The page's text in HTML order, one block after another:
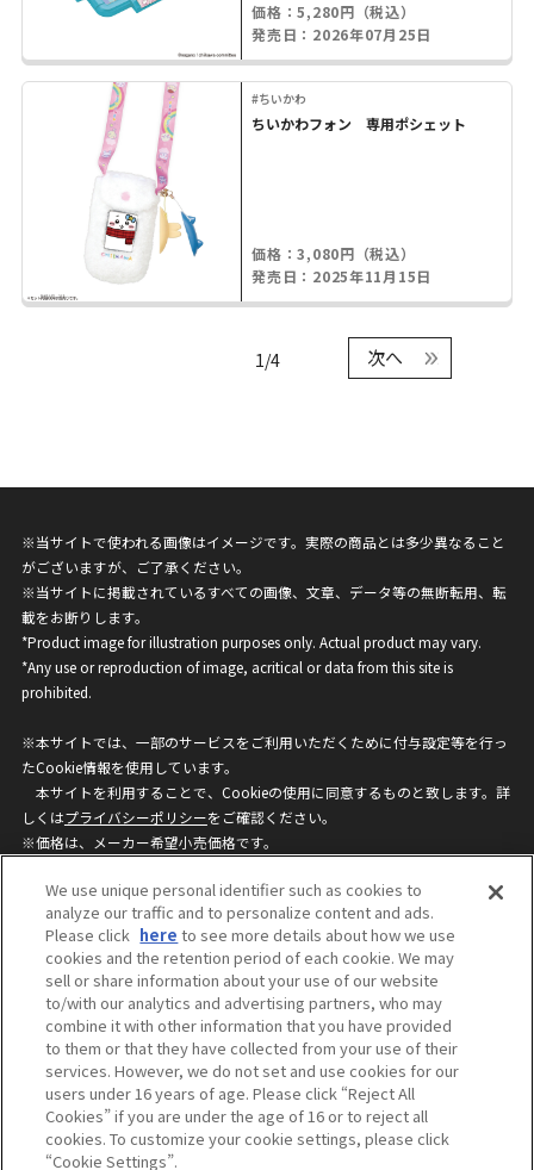
価格：5,280円（税込）
発売日：2026年07月25日
#ちいかわ
ちいかわフォン 専用ポシェット
価格：3,080円（税込）
発売日：2025年11月15日
1/4 次へ
※当サイトで使われる画像はイメージです。実際の商品とは多少異なること
がございますが、ご了承ください。
※当サイトに掲載されているすべての画像、文章、データ等の無断転用、転
載をお断りします。
*Product image for illustration purposes only. Actual product may vary.
*Any use or reproduction of image, acritical or data from this site is
prohibited.
※本サイトでは、一部のサービスをご利用いただくために付与設定等を行っ
たCookie情報を使用しています。
本サイトを利用することで、Cookieの使用に同意するものと致します。詳
しくはプライバシーポリシーをご確認ください。
※価格は、メーカー希望小売価格です。
ざいますのでご了承ください。
privacypolicy
Do Not Sell or Share My
Personal Information
ウェブサイトご利用条件
ソーシャルメディアポリシー
個人情報保護方針
お問い合わせ
©BANDAI
We use unique personal identifier such as cookies to
analyze our traffic and to personalize content and ads.
Please click here to see more details about how we use
cookies and the retention period of each cookie. We may
sell or share information about your use of our website
to/with our analytics and advertising partners, who may
combine it with other information that you have provided
to them or that they have collected from your use of their
services. However, we do not set and use cookies for our
users under 16 years of age. Please click “Reject All
Cookies” if you are under the age of 16 or to reject all
cookies. To customize your cookie settings, please click
“Cookie Settings”.